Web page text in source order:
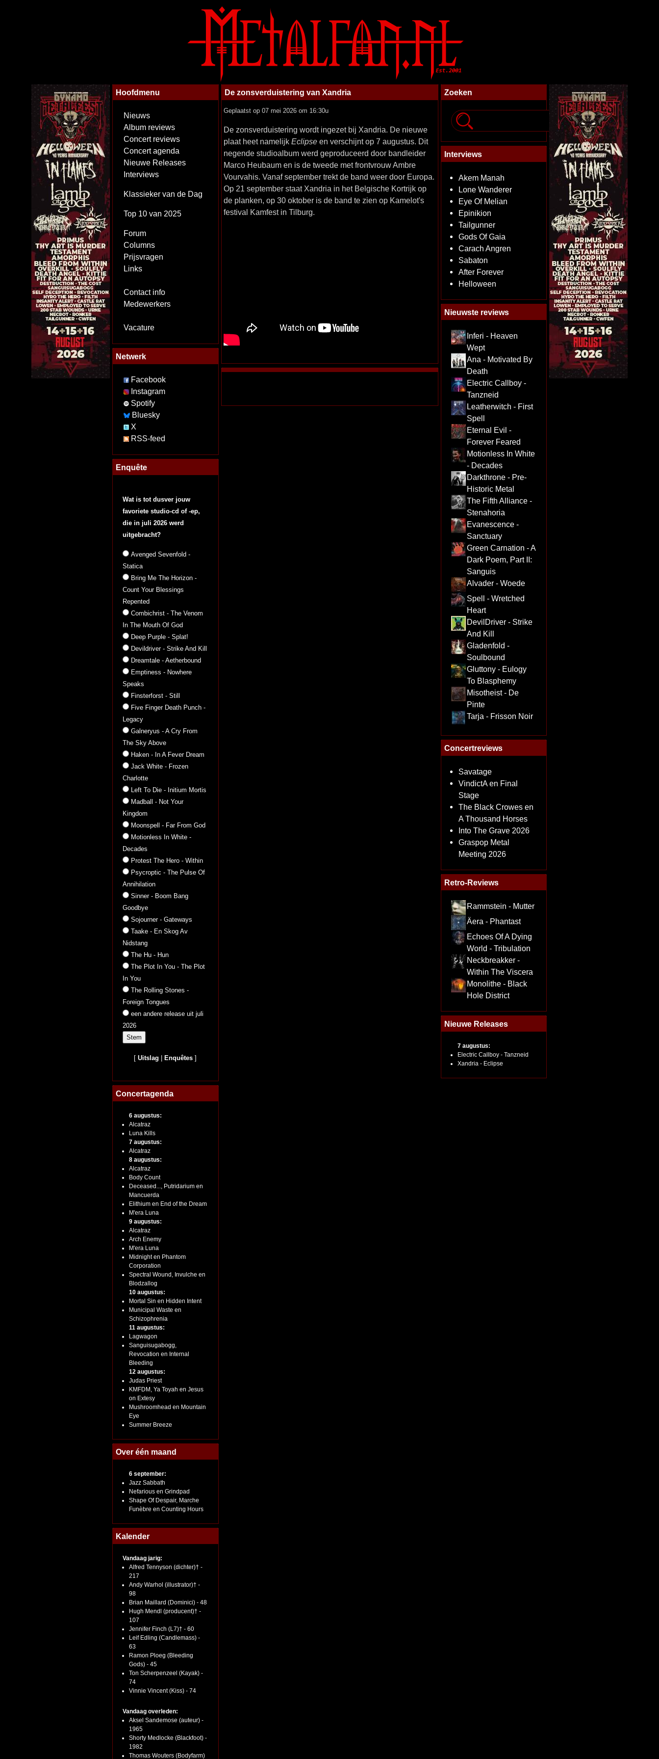
Hoofdmenu
Nieuws
Album reviews
Concert reviews
Concert agenda
Nieuwe Releases
Interviews
Klassieker van de Dag
Top 10 van 2025
Forum
Columns
Prijsvragen
Links
Contact info
Medewerkers
Vacature
Netwerk
Facebook
Instagram
Spotify
Bluesky
X
RSS-feed
Enquête
Wat is tot dusver jouw
favoriete studio-cd of -ep,
die in juli 2026 werd
uitgebracht?
Avenged Sevenfold -
Statica
Bring Me The Horizon -
Count Your Blessings
Repented
Combichrist - The Venom
In The Mouth Of God
Deep Purple - Splat!
Devildriver - Strike And Kill
Dreamtale - Aetherbound
Emptiness - Nowhere
Speaks
Finsterforst - Still
Five Finger Death Punch -
Legacy
Galneryus - A Cry From
The Sky Above
Haken - In A Fever Dream
Jack White - Frozen
Charlotte
Left To Die - Initium Mortis
Madball - Not Your
Kingdom
Moonspell - Far From God
Motionless In White -
Decades
Protest The Hero - Within
Psycroptic - The Pulse Of
Annihilation
Sinner - Boom Bang
Goodbye
Sojourner - Gateways
Taake - En Skog Av
Nidstang
The Hu - Hun
The Plot In You - The Plot
In You
The Rolling Stones -
Foreign Tongues
een andere release uit juli
2026
[Uitslag Enquêtes ]
Concertagenda
6 augustus:
Alcatraz
Luna Kills
7 augustus:
Alcatraz
8 augustus:
Alcatraz
Body Count
Deceased..., Putridarium en
Mancuerda
Elithium en End of the Dream
M'era Luna
9 augustus:
Alcatraz
Arch Enemy
M'era Luna
Midnight en Phantom
Corporation
Spectral Wound, Invulche en
Blodzallog
10 augustus:
Mortal Sin en Hidden Intent
Municipal Waste en
Schizophrenia
11 augustus:
Lagwagon
Sanguisugabogg,
Revocation en Internal
Bleeding
12 augustus:
Judas Priest
KMFDM, Ya Toyah en Jesus
on Extesy
Mushroomhead en Mountain
Eye
Summer Breeze
Over één maand
6 september:
Jazz Sabbath
Nefarious en Grindpad
Shape Of Despair, Marche
Funèbre en Counting Hours
Kalender
Vandaag jarig:
Alfred Tennyson (dichter)† -
217
Andy Warhol (illustrator)† -
98
Brian Maillard (Dominici) - 48
Hugh Mendl (producent)† -
107
Jennifer Finch (L7)† - 60
Leif Edling (Candlemass) -
63
Ramon Ploeg (Bleeding
Gods) - 45
Ton Scherpenzeel (Kayak) -
74
Vinnie Vincent (Kiss) - 74
Vandaag overleden:
Aksel Sandemose (auteur) -
1965
Shorty Medlocke (Blackfoot) -
1982
Thomas Wouters (Bodyfarm)
De zonsverduistering van Xandria
Geplaatst op 07 mei 2026 om 16:30u
De zonsverduistering wordt ingezet bij Xandria. De nieuwe
plaat heet namelijk Eclipseen verschijnt op 7 augustus. Dit
negende studioalbum werd geproduceerd door bandleider
Marco Heubaum en is de tweede met frontvrouw Ambre
Vourvahis. Vanaf september trekt de band weer door Europa.
Op 21 september staat Xandria in het Belgische Kortrijk op
de planken, op 30 oktober is de band te zien op Kamelot's
festival Kamfest in Tilburg.
Zoeken
Interviews
Akem Manah
Lone Wanderer
Eye Of Melian
Epinikion
Tailgunner
Gods Of Gaia
Carach Angren
Sabaton
After Forever
Helloween
Nieuwste reviews
Inferi - Heaven
Wept
Ana - Motivated By
Death
Electric Callboy -
Tanzneid
Leatherwitch - First
Spell
Eternal Evil -
Forever Feared
Motionless In White
- Decades
Darkthrone - Pre-
Historic Metal
The Fifth Alliance -
Stenahoria
Evanescence -
Sanctuary
Green Carnation - A
Dark Poem, Part II:
Sanguis
Alvader - Woede
Spell - Wretched
Heart
DevilDriver - Strike
And Kill
Gladenfold -
Soulbound
Gluttony - Eulogy
To Blasphemy
Misotheist - De
Pinte
Tarja - Frisson Noir
Concertreviews
Savatage
VindictA en Final
Stage
The Black Crowes en
A Thousand Horses
Into The Grave 2026
Graspop Metal
Meeting 2026
Retro-Reviews
Rammstein - Mutter
Äera - Phantast
Echoes Of A Dying
World - Tribulation
Neckbreakker -
Within The Viscera
Monolithe - Black
Hole District
Nieuwe Releases
7 augustus:
Electric Callboy - Tanzneid
Xandria - Eclipse